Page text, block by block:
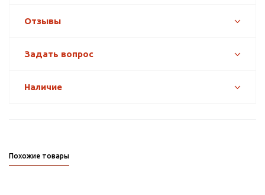
Отзывы
Задать вопрос
Наличие
Похожие товары